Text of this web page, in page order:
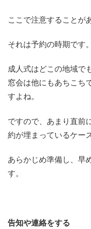
ここで注意することが
それは予約の時期です。
成人式はどこの地域で
窓会は他にもあちこち
すよね。
ですので、あまり直前
約が埋まっているケー
あらかじめ準備し、早
す。
告知や連絡をする